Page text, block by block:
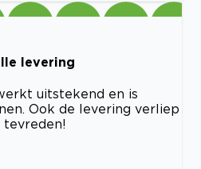
levering
uitstekend en is
Ook de levering verliep
tevreden!